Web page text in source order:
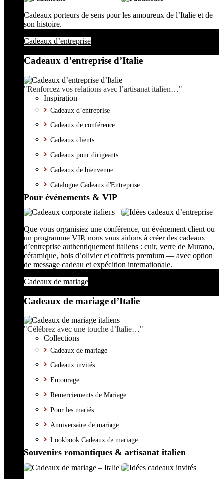
Cadeaux porteurs de sens pour les amoureux de l’Italie et de
son histoire.
Cadeaux d’entreprise
Cadeaux d’entreprise d’Italie
"Renforcez vos relations avec l’artisanat italien…"
Inspiration
Cadeaux d’entreprise
Cadeaux de conférence
Cadeaux clients
Cadeaux pour dirigeants
Cadeaux de bienvenue
Catalogue Cadeaux d'Entreprise
Pour événements & VIP
Que vous organisiez une conférence, un événement client ou
un programme VIP, nous vous aidons à créer des cadeaux
d’entreprise authentiquement italiens : cuir, verre de Murano,
céramique, bois d’olivier et coffrets premium — avec option
de message cadeau et expédition internationale.
Cadeaux de mariage
Cadeaux de mariage d’Italie
"Célébrez avec une touche d’Italie…"
Collections
Cadeaux de mariage
Cadeaux invités
Entourage
Remerciements de Mariage
Pour les mariés
Anniversaire de mariage
Lookbook Cadeaux de mariage
Souvenirs romantiques & artisanat italien